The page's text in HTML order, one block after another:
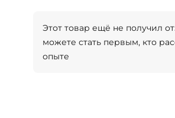
Этот товар ещё не получил
можете стать первым, кто
опыте